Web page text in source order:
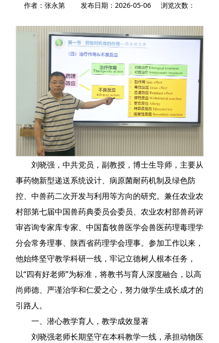
作者：张永第 发布日期：2026-05-06 浏览次数：
刘晓强，中共党员，副教授，博士生导师，主要从
事药物新型递送系统设计、病原菌耐药机制及绿色防
控、中兽药二次开发与利用等方向的研究。兼任农业农
村部第七届中国兽药典委员会委员、农业农村部兽药评
审咨询专家库专家、中国畜牧兽医学会兽医药理毒理学
分会常务理事、陕西省药理学会理事。参加工作以来，
他始终坚守教学科研一线，牢记立德树人根本任务，
以“四有好老师”为标准，将教书与育人深度融合，以高
尚师德、严谨治学和仁爱之心，努力做学生成长成才的
引路人。
一、潜心教学育人，教学成效显著
刘晓强老师长期坚守在本科教学一线，承担动物医